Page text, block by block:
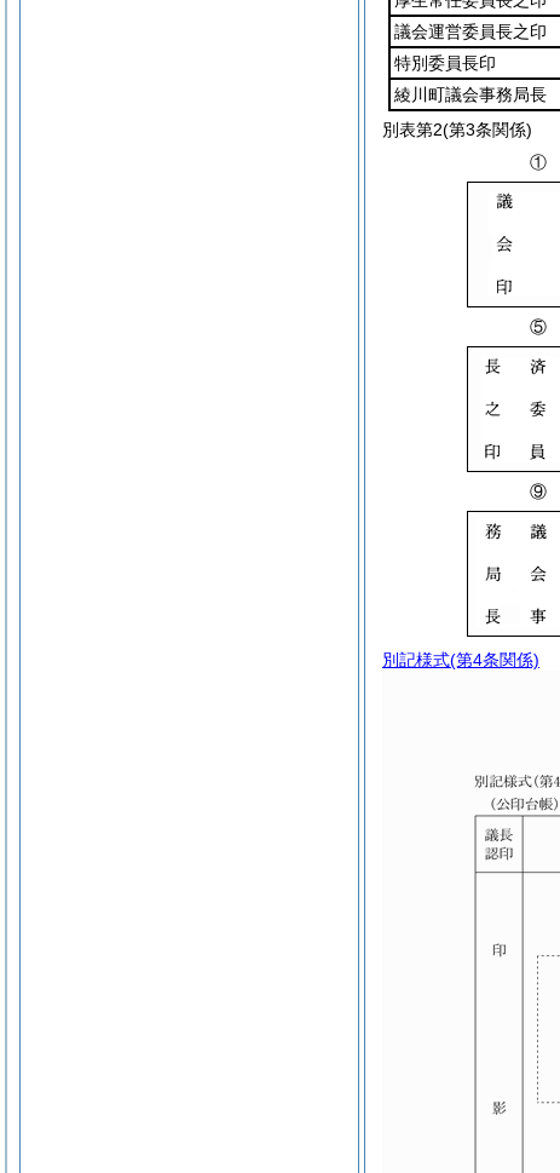
議会運営委員長之印
特別委員長印
綾川町議会事務局長
別表第2(第3条関係)
①
⑤
⑨
別記様式(第4条関係)